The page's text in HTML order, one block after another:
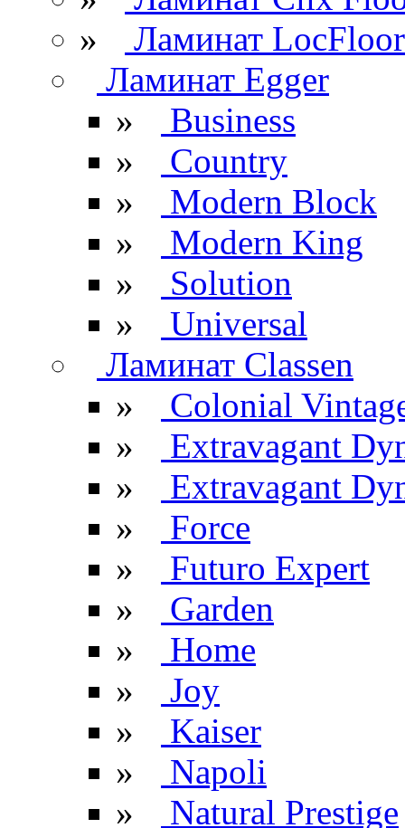
»
Ламинат LocFloor
Ламинат Egger
»
Business
»
Country
»
Modern Block
»
Modern King
»
Solution
»
Universal
Ламинат Classen
»
Colonial
»
Extravagant
»
Extravagant
»
Force
»
Futuro Expert
»
Garden
»
Home
»
Joy
»
Kaiser
»
Napoli
»
Natural Prestige